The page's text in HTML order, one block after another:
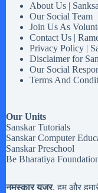
About Us |
Our Social Team
Join Us As
Contact Us |
Privacy Policy |
Disclaimer for
Our Social
Terms And
Our Units
Sanskar Tutorials
Sanskar Computer
Sanskar Preschool
Be Bharatiya
नमस्कार यूजर, हम और